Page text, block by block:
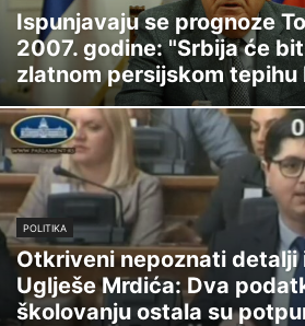
Ispunjavaju se prognoze
2007. godine: "Srbija će
zlatnom persijskom tepihu
POLITIKA
Otkriveni nepoznati detalji
Uglješe Mrdića: Dva
školovanju ostala su